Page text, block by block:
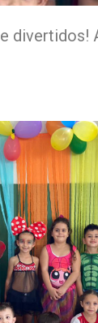
divertidos!